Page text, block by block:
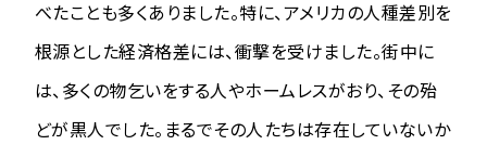
べたことも多くありました。特に、アメリカの人種差別を
根源とした経済格差には、衝撃を受けました。街中に
は、多くの物乞いをする人やホームレスがおり、その殆
どが黒人でした。まるでその人たちは存在していないか